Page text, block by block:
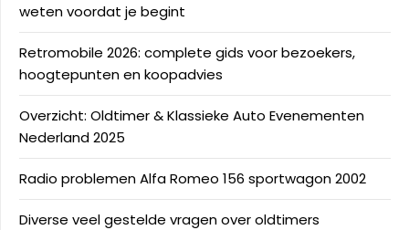
weten voordat je begint
Retromobile 2026: complete gids voor bezoekers,
hoogtepunten en koopadvies
Overzicht: Oldtimer & Klassieke Auto Evenementen
Nederland 2025
Radio problemen Alfa Romeo 156 sportwagon 2002
Diverse veel gestelde vragen over oldtimers